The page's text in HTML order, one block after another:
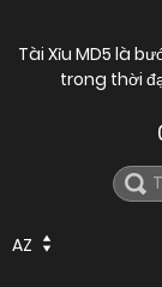
Tài Xỉu MD5 là
trong thời
AZ